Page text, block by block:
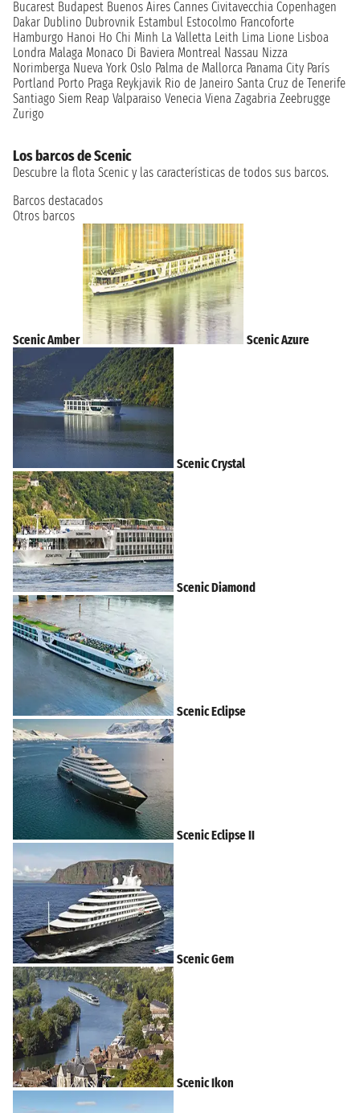
Bucarest Budapest Buenos Aires Cannes Civitavecchia Copenhagen
Dakar Dublino Dubrovnik Estambul Estocolmo Francoforte
Hamburgo Hanoi Ho Chi Minh La Valletta Leith Lima Lione Lisboa
Londra Malaga Monaco Di Baviera Montreal Nassau Nizza
Norimberga Nueva York Oslo Palma de Mallorca Panama City París
Portland Porto Praga Reykjavik Rio de Janeiro Santa Cruz de Tenerife
Santiago Siem Reap Valparaiso Venecia Viena Zagabria Zeebrugge
Zurigo
Los barcos de Scenic
Descubre la flota Scenic y las características de todos sus barcos.
Barcos destacados
Otros barcos
Scenic Amber Scenic Azure
Scenic Crystal
Scenic Diamond
Scenic Eclipse
Scenic Eclipse II
Scenic Gem
Scenic Ikon